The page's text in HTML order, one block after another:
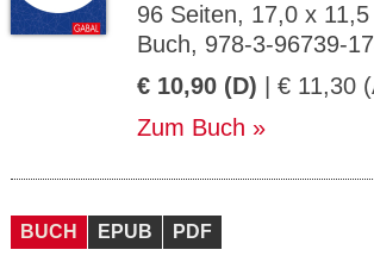
96 Seiten, 17,0 x
Buch, 978-3-96739-
€ 10,90 (D) | € 11,30
Zum Buch
BUCH EPUB PDF